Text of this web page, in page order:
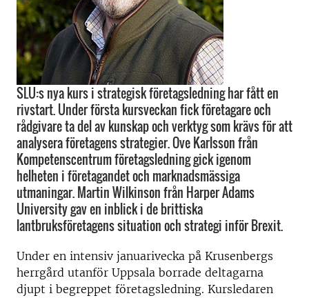
SLU:s nya kurs i strategisk företagsledning har fått en
rivstart. Under första kursveckan fick företagare och
rådgivare ta del av kunskap och verktyg som krävs för att
analysera företagens strategier. Ove Karlsson från
Kompetenscentrum företagsledning gick igenom
helheten i företagandet och marknadsmässiga
utmaningar. Martin Wilkinson från Harper Adams
University gav en inblick i de brittiska
lantbruksföretagens situation och strategi inför Brexit.
Under en intensiv januarivecka på Krusenbergs
herrgård utanför Uppsala borrade deltagarna
djupt i begreppet företagsledning. Kursledaren